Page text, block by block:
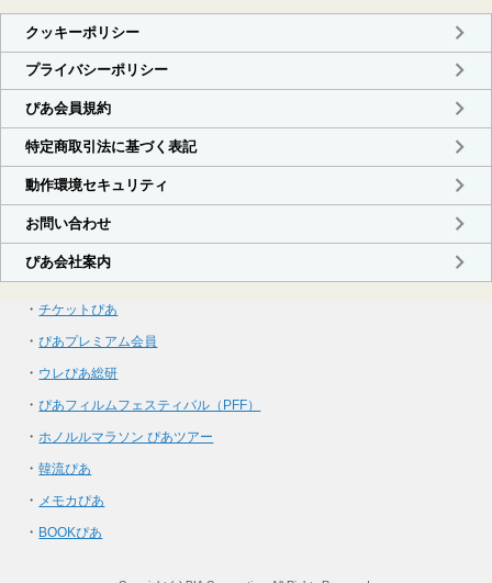
・チケットぴあ
・ぴあプレミアム会員
・ ウレぴあ総研
・ぴあフィルムフェスティバル（PFF）
・ ホノルルマラソン ぴあツアー
・韓流ぴあ
・ メモカぴあ
・ BOOKぴあ